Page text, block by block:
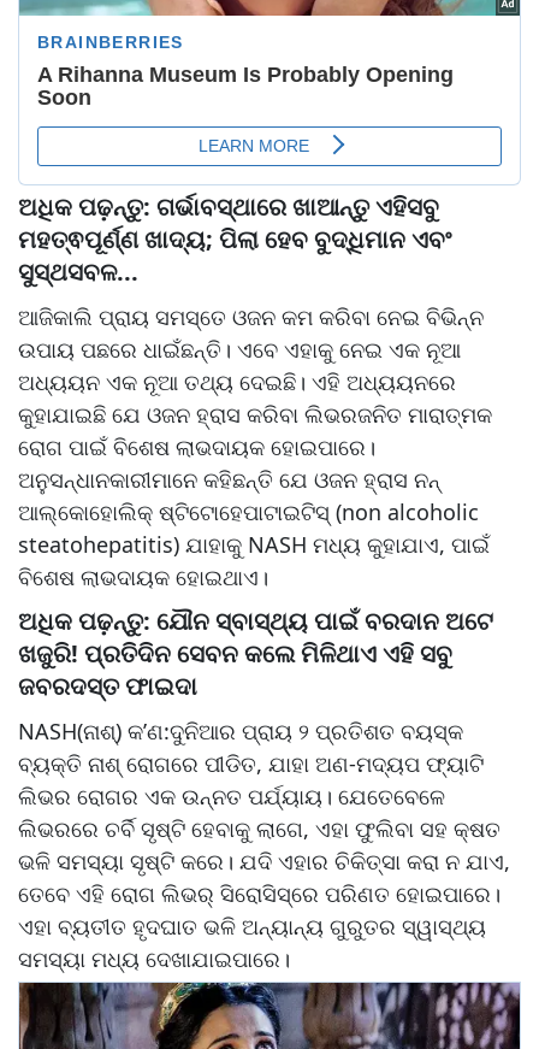
ଅଧିକ ପଢ଼ନ୍ତୁ: ଗର୍ଭାବସ୍ଥାରେ ଖାଆନ୍ତୁ ଏହିସବୁ
ମହତ୍ଵପୂର୍ଣ୍ଣ ଖାଦ୍ୟ; ପିଲା ହେବ ବୁଦ୍ଧିମାନ ଏବଂ
ସୁସ୍ଥସବଳ...
ଆଜିକାଲି ପ୍ରାୟ ସମସ୍ତେ ଓଜନ କମ କରିବା ନେଇ ବିଭିନ୍ନ
ଉପାୟ ପଛରେ ଧାଇଁଛନ୍ତି। ଏବେ ଏହାକୁ ନେଇ ଏକ ନୂଆ
ଅଧ୍ୟୟନ ଏକ ନୂଆ ତଥ୍ୟ ଦେଇଛି। ଏହି ଅଧ୍ୟୟନରେ
କୁହାଯାଇଛି ଯେ ଓଜନ ହ୍ରାସ କରିବା ଲିଭରଜନିତ ମାରାତ୍ମକ
ରୋଗ ପାଇଁ ବିଶେଷ ଲାଭଦାୟକ ହୋଇପାରେ।
ଅନୁସନ୍ଧାନକାରୀମାନେ କହିଛନ୍ତି ଯେ ଓଜନ ହ୍ରାସ ନନ୍
ଆଲ୍‌କୋହୋଲିକ୍ ଷ୍ଟିଟୋହେପାଟାଇଟିସ୍ (non alcoholic
steatohepatitis) ଯାହାକୁ NASH ମଧ୍ୟ କୁହାଯାଏ, ପାଇଁ
ବିଶେଷ ଲାଭଦାୟକ ହୋଇଥାଏ।
ଅଧିକ ପଢ଼ନ୍ତୁ: ଯୌନ ସ୍ବାସ୍ଥ୍ୟ ପାଇଁ ବରଦାନ ଅଟେ
ଖଜୁରି! ପ୍ରତିଦିନ ସେବନ କଲେ ମିଳିଥାଏ ଏହି ସବୁ
ଜବରଦସ୍ତ ଫାଇଦା
NASH(ନାଶ୍) କ’ଣ:ଦୁନିଆର ପ୍ରାୟ ୨ ପ୍ରତିଶତ ବୟସ୍କ
ବ୍ୟକ୍ତି ନାଶ୍‌ ରୋଗରେ ପୀଡିତ, ଯାହା ଅଣ-ମଦ୍ୟପ ଫ୍ୟାଟି
ଲିଭର ରୋଗର ଏକ ଉନ୍ନତ ପର୍ଯ୍ୟାୟ। ଯେତେବେଳେ
ଲିଭରରେ ଚର୍ବି ସୃଷ୍ଟି ହେବାକୁ ଲାଗେ, ଏହା ଫୁଲିବା ସହ କ୍ଷତ
ଭଳି ସମସ୍ୟା ସୃଷ୍ଟି କରେ। ଯଦି ଏହାର ଚିକିତ୍ସା କରା ନ ଯାଏ,
ତେବେ ଏହି ରୋଗ ଲିଭର୍ ସିରୋସିସ୍‌ରେ ପରିଣତ ହୋଇପାରେ।
ଏହା ବ୍ୟତୀତ ହୃଦଘାତ ଭଳି ଅନ୍ୟାନ୍ୟ ଗୁରୁତର ସ୍ୱାସ୍ଥ୍ୟ
ସମସ୍ୟା ମଧ୍ୟ ଦେଖାଯାଇପାରେ।